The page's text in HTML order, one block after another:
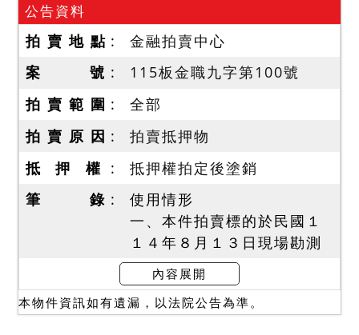
公告資料
拍 賣 地 點
金融拍賣中心
案 號
115板金職九字第100號
拍 賣 範 圍
全部
拍 賣 原 因
拍賣抵押物
抵 押 權
抵押權拍定後塗銷
筆 錄
使用情形
一、本件拍賣標的於民國１
１４年８月１３日現場勘測
時，經敲門無人回應，故於
員警陪同下開鎖入內，屋內
雜物堆積，應以一段時間無
內容展開
本物件資訊如有遺漏，以法院公告為準。